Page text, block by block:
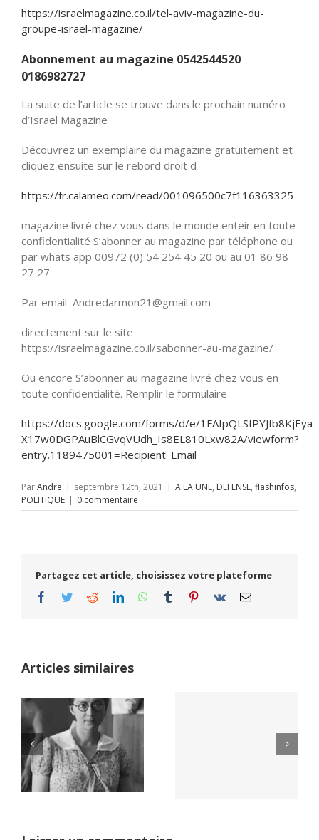
https://israelmagazine.co.il/tel-aviv-magazine-du-
groupe-israel-magazine/
Abonnement au magazine 0542544520
0186982727
La suite de l’article se trouve dans le prochain numéro
d’Israël Magazine
Découvrez un exemplaire du magazine gratuitement et
cliquez ensuite sur le rebord droit d
https://fr.calameo.com/read/001096500c7f116363325
magazine livré chez vous dans le monde enteir en toute
confidentialité S’abonner au magazine par téléphone ou
par whats app 00972 (0) 54 254 45 20 ou au 01 86 98
27 27
Par email Andredarmon21@gmail.com
directement sur le site
https://israelmagazine.co.il/sabonner-au-magazine/
Ou encore S’abonner au magazine livré chez vous en
toute confidentialité. Remplir le formulaire
https://docs.google.com/forms/d/e/1FAIpQLSfPYJfb8KjEya-
X17w0DGPAuBlCGvqVUdh_Is8EL810Lxw82A/viewform?
entry.1189475001=Recipient_Email
ParAndre | septembre 12th, 2021 | A LA UNE, DEFENSE, flashinfos,
POLITIQUE | 0 commentaire
Partagez cet article, choisissez votre plateforme
Facebook
TwitterRedditLinkedInWhatsApp
Tumblr Pinterest
Vk Email
Articles similaires
Netflix Field of
Dreams (1989)
Yaïr Golan : une